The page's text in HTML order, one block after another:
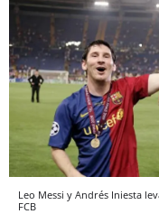
Leo Messi y Andrés Iniesta
FCB